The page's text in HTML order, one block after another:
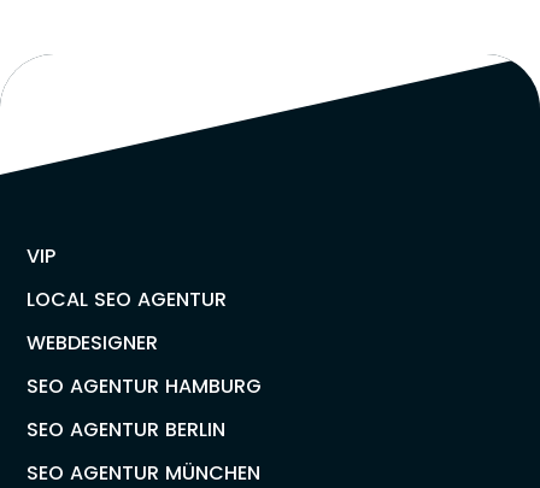
VIP
LOCAL SEO AGENTUR
WEBDESIGNER
SEO AGENTUR HAMBURG
SEO AGENTUR BERLIN
SEO AGENTUR MÜNCHEN